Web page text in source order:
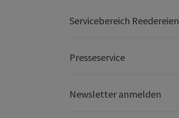
Servicebereich Reedereien
Presseservice
Newsletter anmelden